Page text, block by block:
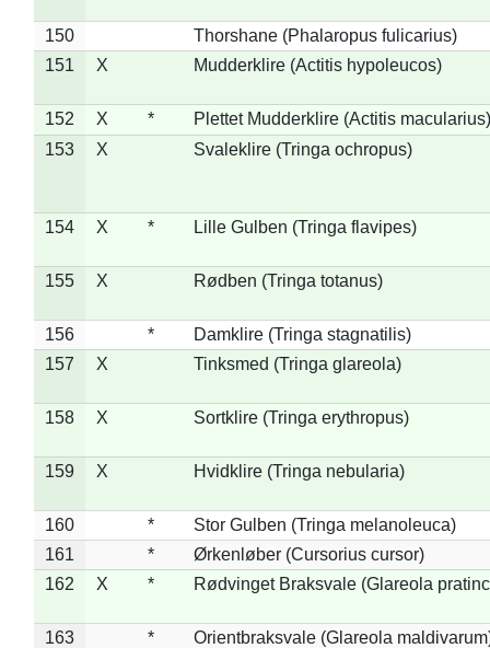
150
Thorshane (Phalaropus fulicarius)
151
X Mudderklire (Actitis hypoleucos)
152 X *
Plettet Mudderklire (Actitis macularius)
153
X Svaleklire (Tringa ochropus)
154 X * Lille Gulben (Tringa flavipes)
155 X Rødben (Tringa totanus)
156 *
Damklire (Tringa stagnatilis)
157
X Tinksmed (Tringa glareola)
158 X Sortklire (Tringa erythropus)
159 X Hvidklire (Tringa nebularia)
160 *
Stor Gulben (Tringa melanoleuca)
161
*
Ørkenløber (Cursorius cursor)
162
X * Rødvinget Braksvale (Glareola
163 *
Orientbraksvale (Glareola